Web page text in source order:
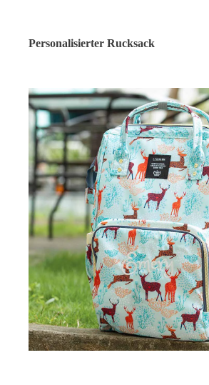
Personalisierter Rucksack